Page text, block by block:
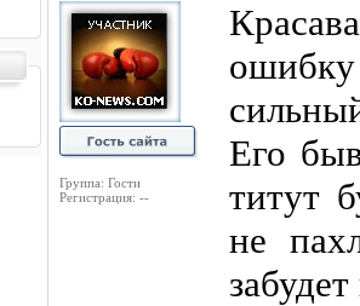
Группа: Гости
Регистрация: --
Его
титут
не